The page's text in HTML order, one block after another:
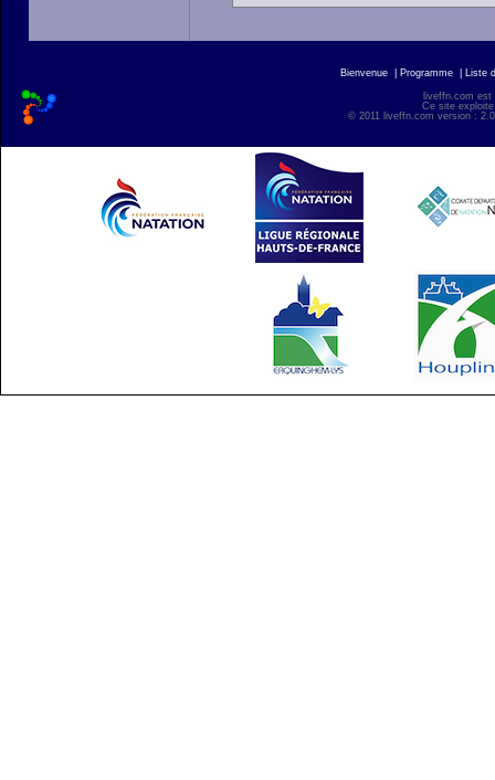
Bienvenue Programme Liste
liveffn.com est
Ce site
© 2011 liveffn.com version :